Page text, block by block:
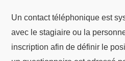
Un contact téléphonique est
avec le stagiaire ou la
inscription afin de définir le